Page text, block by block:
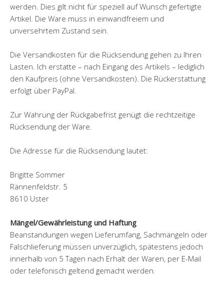
werden. Dies gilt nicht für speziell auf Wunsch gefertigte
Artikel. Die Ware muss in einwandfreiem und
unversehrtem Zustand sein.
Die Versandkosten für die Rücksendung gehen zu Ihren
Lasten. Ich erstatte – nach Eingang des Artikels – lediglich
den Kaufpreis (ohne Versandkosten). Die Rückerstattung
erfolgt über PayPal.
Zur Wahrung der Rückgabefrist genügt die rechtzeitige
Rücksendung der Ware.
Die Adresse für die Rücksendung lautet:
Brigitte Sommer
Rännenfeldstr. 5
8610 Uster
Mängel/Gewährleistung und Haftung
Beanstandungen wegen Lieferumfang, Sachmängeln oder
Falschlieferung müssen unverzüglich, spätestens jedoch
innerhalb von 5 Tagen nach Erhalt der Waren, per E-Mail
oder telefonisch geltend gemacht werden.